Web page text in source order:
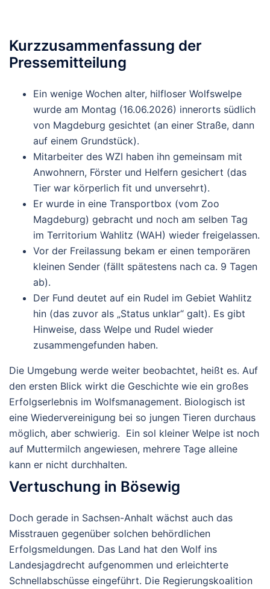
Kurzzusammenfassung der
Pressemitteilung
Ein wenige Wochen alter, hilfloser Wolfswelpe
wurde am Montag (16.06.2026) innerorts südlich
von Magdeburg gesichtet (an einer Straße, dann
auf einem Grundstück).
Mitarbeiter des WZI haben ihn gemeinsam mit
Anwohnern, Förster und Helfern gesichert (das
Tier war körperlich fit und unversehrt).
Er wurde in eine Transportbox (vom Zoo
Magdeburg) gebracht und noch am selben Tag
im Territorium Wahlitz (WAH) wieder freigelassen.
Vor der Freilassung bekam er einen temporären
kleinen Sender (fällt spätestens nach ca. 9 Tagen
ab).
Der Fund deutet auf ein Rudel im Gebiet Wahlitz
hin (das zuvor als „Status unklar“ galt). Es gibt
Hinweise, dass Welpe und Rudel wieder
zusammengefunden haben.
Die Umgebung werde weiter beobachtet, heißt es. Auf
den ersten Blick wirkt die Geschichte wie ein großes
Erfolgserlebnis im Wolfsmanagement. Biologisch ist
eine Wiedervereinigung bei so jungen Tieren durchaus
möglich, aber schwierig. Ein sol kleiner Welpe ist noch
auf Muttermilch angewiesen, mehrere Tage alleine
kann er nicht durchhalten.
Vertuschung in Bösewig
Doch gerade in Sachsen-Anhalt wächst auch das
Misstrauen gegenüber solchen behördlichen
Erfolgsmeldungen. Das Land hat den Wolf ins
Landesjagdrecht aufgenommen und erleichterte
Schnellabschüsse eingeführt. Die Regierungskoalition